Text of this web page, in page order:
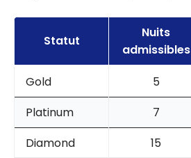
Statut
Nuits
admissibles
Gold
5
Platinum
7
Diamond
15